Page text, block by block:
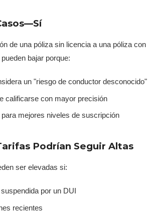
de una póliza sin licencia a una póliza con
bajar porque:
un "riesgo de conductor desconocido"
calificarse con mayor precisión
mejores niveles de suscripción
Podrían Seguir Altas
ser elevadas si:
por un DUI
recientes